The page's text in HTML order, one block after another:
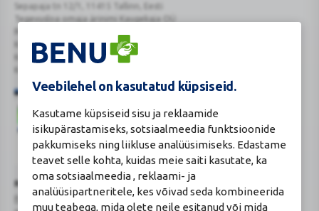
Veebilehel on kasutatud küpsiseid.
Kasutame küpsiseid sisu ja reklaamide
isikupärastamiseks, sotsiaalmeedia funktsioonide
pakkumiseks ning liikluse analüüsimiseks. Edastame
teavet selle kohta, kuidas meie saiti kasutate, ka
oma sotsiaalmeedia , reklaami- ja
analüüsipartneritele, kes võivad seda kombineerida
muu teabega, mida olete neile esitanud või mida
Sepapaja tn 12/1, 11415 Tallinn, Eesti
Tegevusloa omaja ärinimi Kaugekaja OÜ
KMKR: EE102231405
Kehtiva tegevsloa nr 807
Ravimiameti kontaktandmed
Ravimite kaugmüüki pakkuvad apteegid
õigust
tõendav
Veterinaarravimi
õigust
tõendav
logo
Turvaline
ostukoht